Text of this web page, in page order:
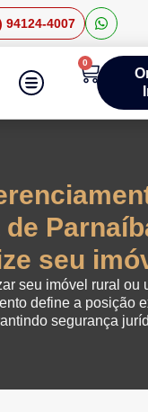
94124-4007
0
seu
seu imóvel rural ou
define a posição
segurança